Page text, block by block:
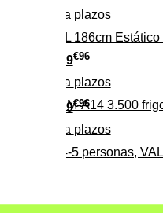
279€96
Pago a plazos
para 4-5 personas,
Pago a plazos
C 315L 186cm
369€96
Pago a plazos
CLIM-A14 3.500